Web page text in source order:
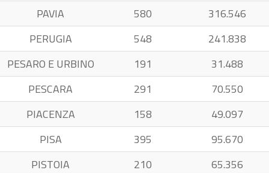
PAVIA
580
316.546
PERUGIA
548
241.838
PESARO E URBINO
191
31.488
PESCARA
291
70.550
PIACENZA
158
49.097
PISA
395
95.670
PISTOIA
210
65.356